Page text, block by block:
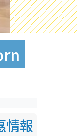
情報